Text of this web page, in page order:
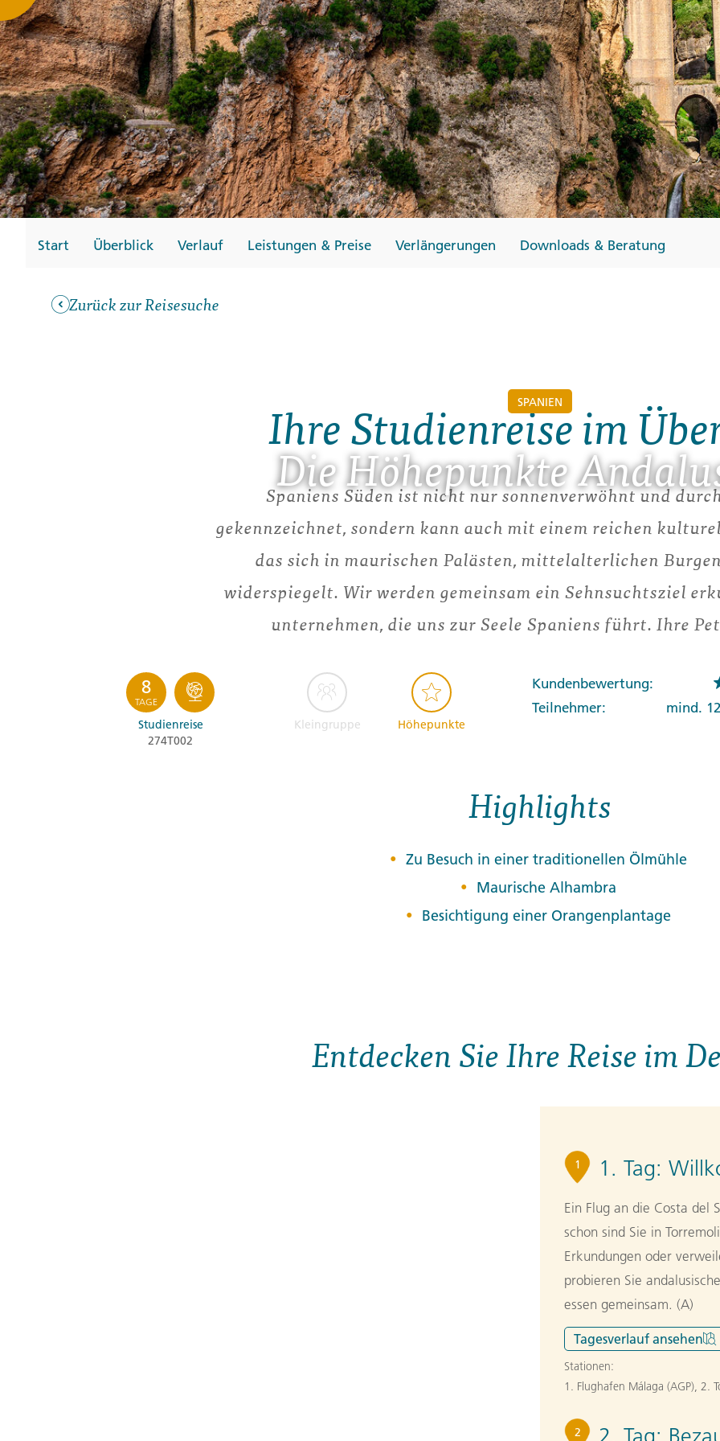
Finnland
→
Gutscheine
Messen und Veranstaltungen
Notfallteam und
Krisenmanagement
→
→
SPANIEN
Die Höhepunkte
Start Überblick Verlauf Leistungen & Preise Verlängerungen Downloads & Beratung
Zurück zur Reisesuche
Ihre Studienreise im
Spaniens Süden ist nicht nur sonnenverwöhnt und
gekennzeichnet, sondern kann auch mit einem reichen
das sich in maurischen Palästen, mittelalterlichen
widerspiegelt. Wir werden gemeinsam ein Sehnsuchtsziel
unternehmen, die uns zur Seele Spaniens führt. Ihre
8
TAGE
Studienreise
274T002
Kleingruppe Höhepunkte
Kundenbewertung:
Teilnehmer:
mind. 12
Highlights
Zu Besuch in einer traditionellen Ölmühle
Maurische Alhambra
Besichtigung einer Orangenplantage
Entdecken Sie Ihre Reise im
1 1. Tag:
Ein Flug an die Costa del
schon sind Sie in
Erkundungen oder
probieren Sie
essen gemeinsam. (A)
Tagesverlauf ansehen
Stationen:
1. Flughafen Málaga (AGP), 2.
2